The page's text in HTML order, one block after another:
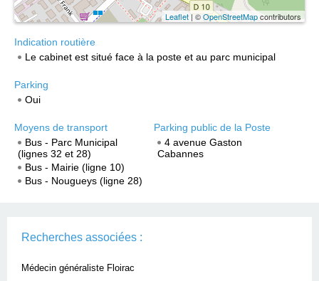
Leaflet | ©OpenStreetMapcontributors
Indication routière
Le cabinet est situé face à la poste et au parc municipal
Parking
Oui
Moyens de transport
Bus - Parc Municipal
(lignes 32 et 28)
Bus - Mairie (ligne 10)
Bus - Nougueys (ligne 28)
Parking public de la Poste
4 avenue Gaston
Cabannes
Recherches associées :
Médecin généraliste Floirac